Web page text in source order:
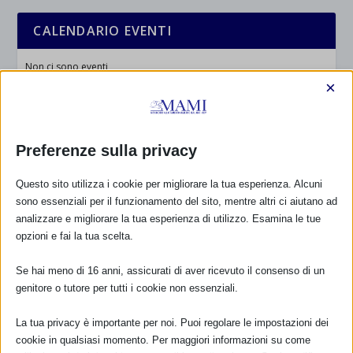
CALENDARIO EVENTI
Non ci sono eventi
TUTTI GLI EVENTI
FARMACI IN ALLATTAMENTO E
GRAVIDANZA
NUMERO VERDE GRATUITO
Maggiori informazioni
RIMANI AGGIORNATO
Preferenze sulla privacy
×
Questo sito utilizza i cookie per migliorare la tua esperienza. Alcuni
sono essenziali per il funzionamento del sito, mentre altri ci aiutano ad
analizzare e migliorare la tua esperienza di utilizzo. Esamina le tue
opzioni e fai la tua scelta.
Se hai meno di 16 anni, assicurati di aver ricevuto il consenso di un
genitore o tutore per tutti i cookie non essenziali.
La tua privacy è importante per noi. Puoi regolare le impostazioni dei
cookie in qualsiasi momento. Per maggiori informazioni su come